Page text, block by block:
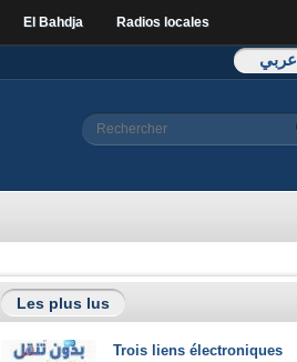
El Bahdja Radios locales
عربي
Formulaire de
Rechercher
Les plus lus
Trois liens électroniques